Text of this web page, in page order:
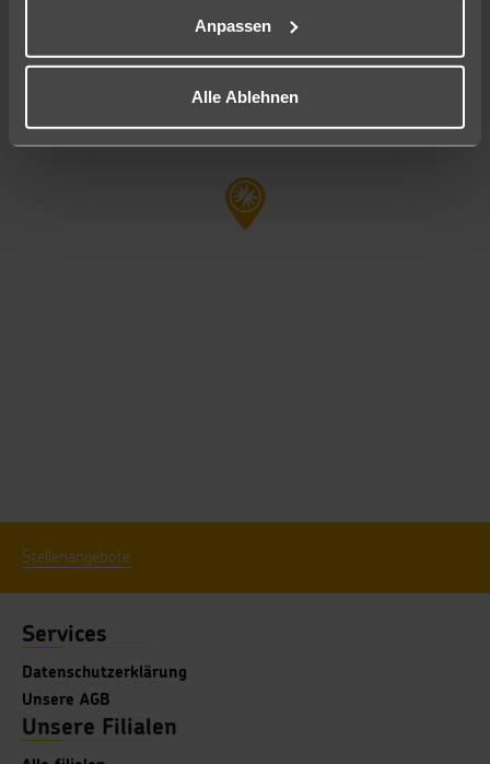
Anpassen
Alle Ablehnen
Stellenangebote
Services
Datenschutzerklärung
Unsere AGB
Unsere Filialen